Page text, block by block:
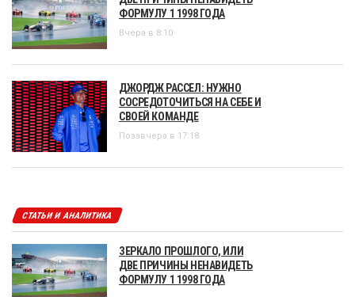
ФОРМУЛУ 1 1998 ГОДА
Вчера в 8:10
ДЖОРДЖ РАССЕЛ: НУЖНО
СОСРЕДОТОЧИТЬСЯ НА СЕБЕ И
СВОЕЙ КОМАНДЕ
Позавчера в 17:18
СТАТЬИ И АНАЛИТИКА
ЗЕРКАЛО ПРОШЛОГО, ИЛИ
ДВЕ ПРИЧИНЫ НЕНАВИДЕТЬ
ФОРМУЛУ 1 1998 ГОДА